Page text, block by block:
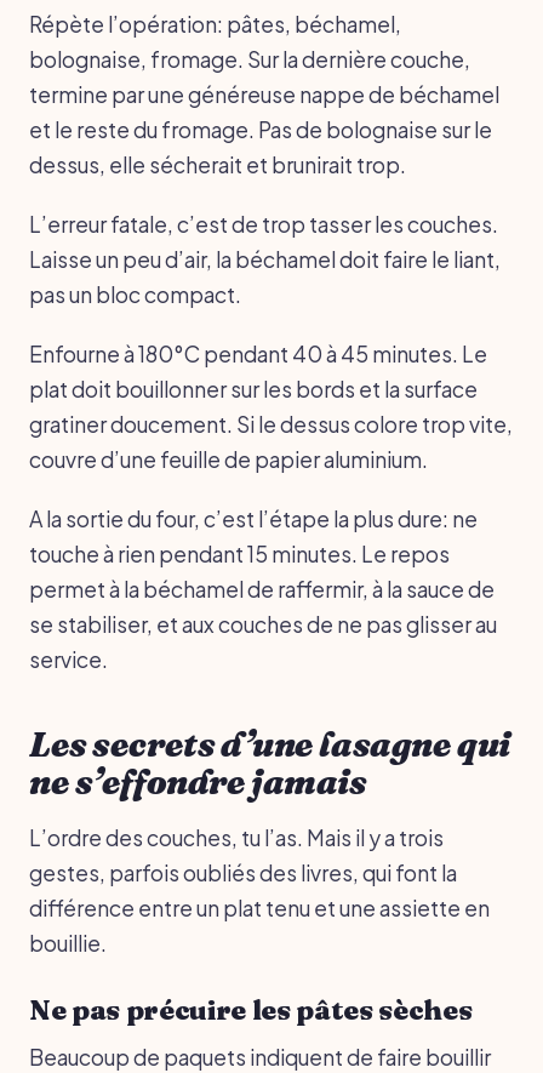
Répète l’opération: pâtes, béchamel,
bolognaise, fromage. Sur la dernière couche,
termine par une généreuse nappe de béchamel
et le reste du fromage. Pas de bolognaise sur le
dessus, elle sécherait et brunirait trop.
L’erreur fatale, c’est de trop tasser les couches.
Laisse un peu d’air, la béchamel doit faire le liant,
pas un bloc compact.
Enfourne à 180°C pendant 40 à 45 minutes. Le
plat doit bouillonner sur les bords et la surface
gratiner doucement. Si le dessus colore trop vite,
couvre d’une feuille de papier aluminium.
A la sortie du four, c’est l’étape la plus dure: ne
touche à rien pendant 15 minutes. Le repos
permet à la béchamel de raffermir, à la sauce de
se stabiliser, et aux couches de ne pas glisser au
service.
Les secrets d’une lasagne qui
ne s’effondre jamais
L’ordre des couches, tu l’as. Mais il y a trois
gestes, parfois oubliés des livres, qui font la
différence entre un plat tenu et une assiette en
bouillie.
Ne pas précuire les pâtes sèches
Beaucoup de paquets indiquent de faire bouillir